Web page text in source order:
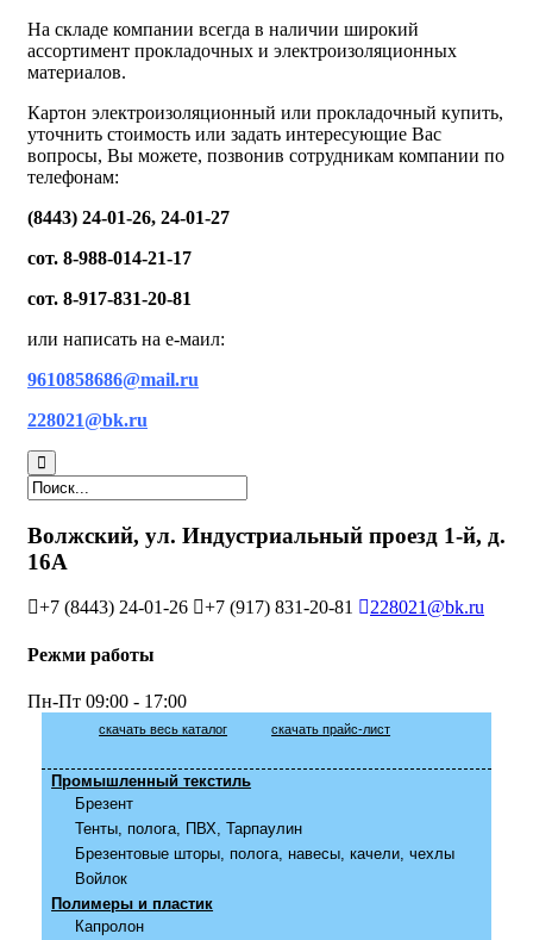
На складе компании всегда в наличии широкий
ассортимент прокладочных и электроизоляционных
материалов.
Картон электроизоляционный или прокладочный купить,
уточнить стоимость или задать интересующие Вас
вопросы, Вы можете, позвонив сотрудникам компании по
телефонам:
(8443) 24-01-26, 24-01-27
сот. 8-988-014-21-17
сот. 8-917-831-20-81
или написать на е-маил:
9610858686@mail.ru
228021@bk.ru
Волжский, ул. Индустриальный проезд 1-й, д.
16А
+7 (8443) 24-01-26 +7 (917) 831-20-81 228021@bk.ru
Режми работы
Пн-Пт 09:00 - 17:00
скачать весь каталог скачать прайс-лист
Промышленный текстиль
Брезент
Тенты, полога, ПВХ, Тарпаулин
Брезентовые шторы, полога, навесы, качели, чехлы
Войлок
Полимеры и пластик
Капролон